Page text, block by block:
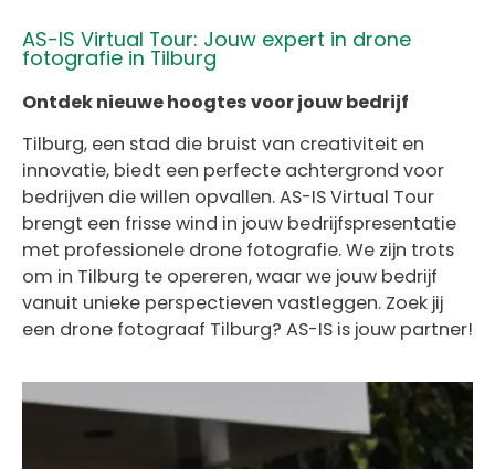
AS-IS Virtual Tour: Jouw expert in drone
fotografie in Tilburg
Ontdek nieuwe hoogtes voor jouw bedrijf
Tilburg, een stad die bruist van creativiteit en
innovatie, biedt een perfecte achtergrond voor
bedrijven die willen opvallen. AS-IS Virtual Tour
brengt een frisse wind in jouw bedrijfspresentatie
met professionele drone fotografie. We zijn trots
om in Tilburg te opereren, waar we jouw bedrijf
vanuit unieke perspectieven vastleggen. Zoek jij
een drone fotograaf Tilburg? AS-IS is jouw partner!